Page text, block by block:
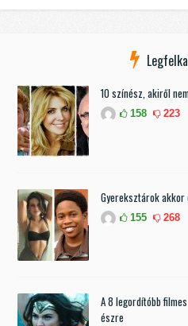
10 színész, akiről
158 223
Gyereksztárok akkor
155 268
A 8 legordítóbb
észre